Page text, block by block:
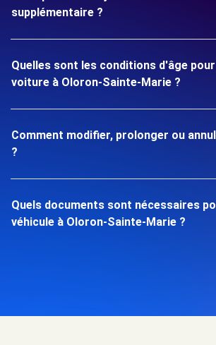
supplémentaire ?
Quelles sont les conditions d'âge
voiture à Oloron-Sainte-Marie ?
Comment modifier, prolonger ou
?
Quels documents sont nécessaires
véhicule à Oloron-Sainte-Marie ?